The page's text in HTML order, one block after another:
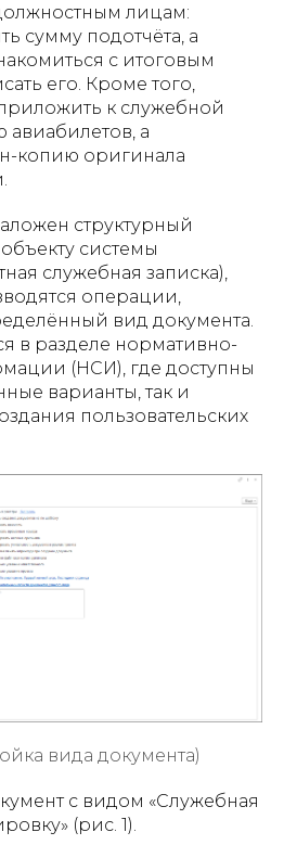
лицам:
сумму подотчёта, а
с итоговым
его. Кроме того,
к служебной
авиабилетов, а
копию оригинала
структурный
системы
служебная записка),
операции,
вид документа.
в разделе нормативно-
(НСИ), где доступны
варианты, так и
пользовательских
вида документа)
с видом «Служебная
(рис. 1).